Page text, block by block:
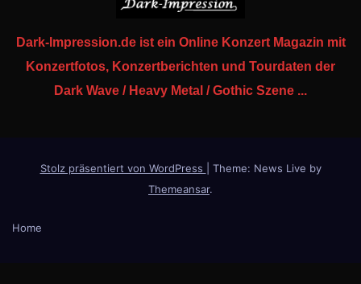
Dark-Impression.de ist ein Online Konzert Magazin mit
Konzertfotos, Konzertberichten und Tourdaten der
Dark Wave / Heavy Metal / Gothic Szene ...
Stolz präsentiert von WordPress
Theme: News Live by
Themeansar.
Home